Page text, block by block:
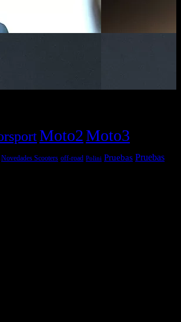
Moto2Moto3
Novedades Scooters off-road Polini Pruebas Pruebas